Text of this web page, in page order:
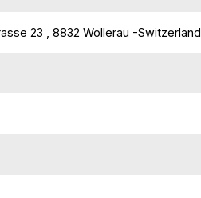
23 , 8832 Wollerau -Switzerland